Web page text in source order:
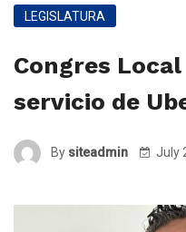
LEGISLATURA
Congres
servicio de
By siteadmin July